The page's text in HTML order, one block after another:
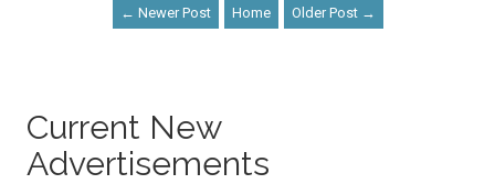
← Newer Post Home Older Post →
Current New
Advertisements